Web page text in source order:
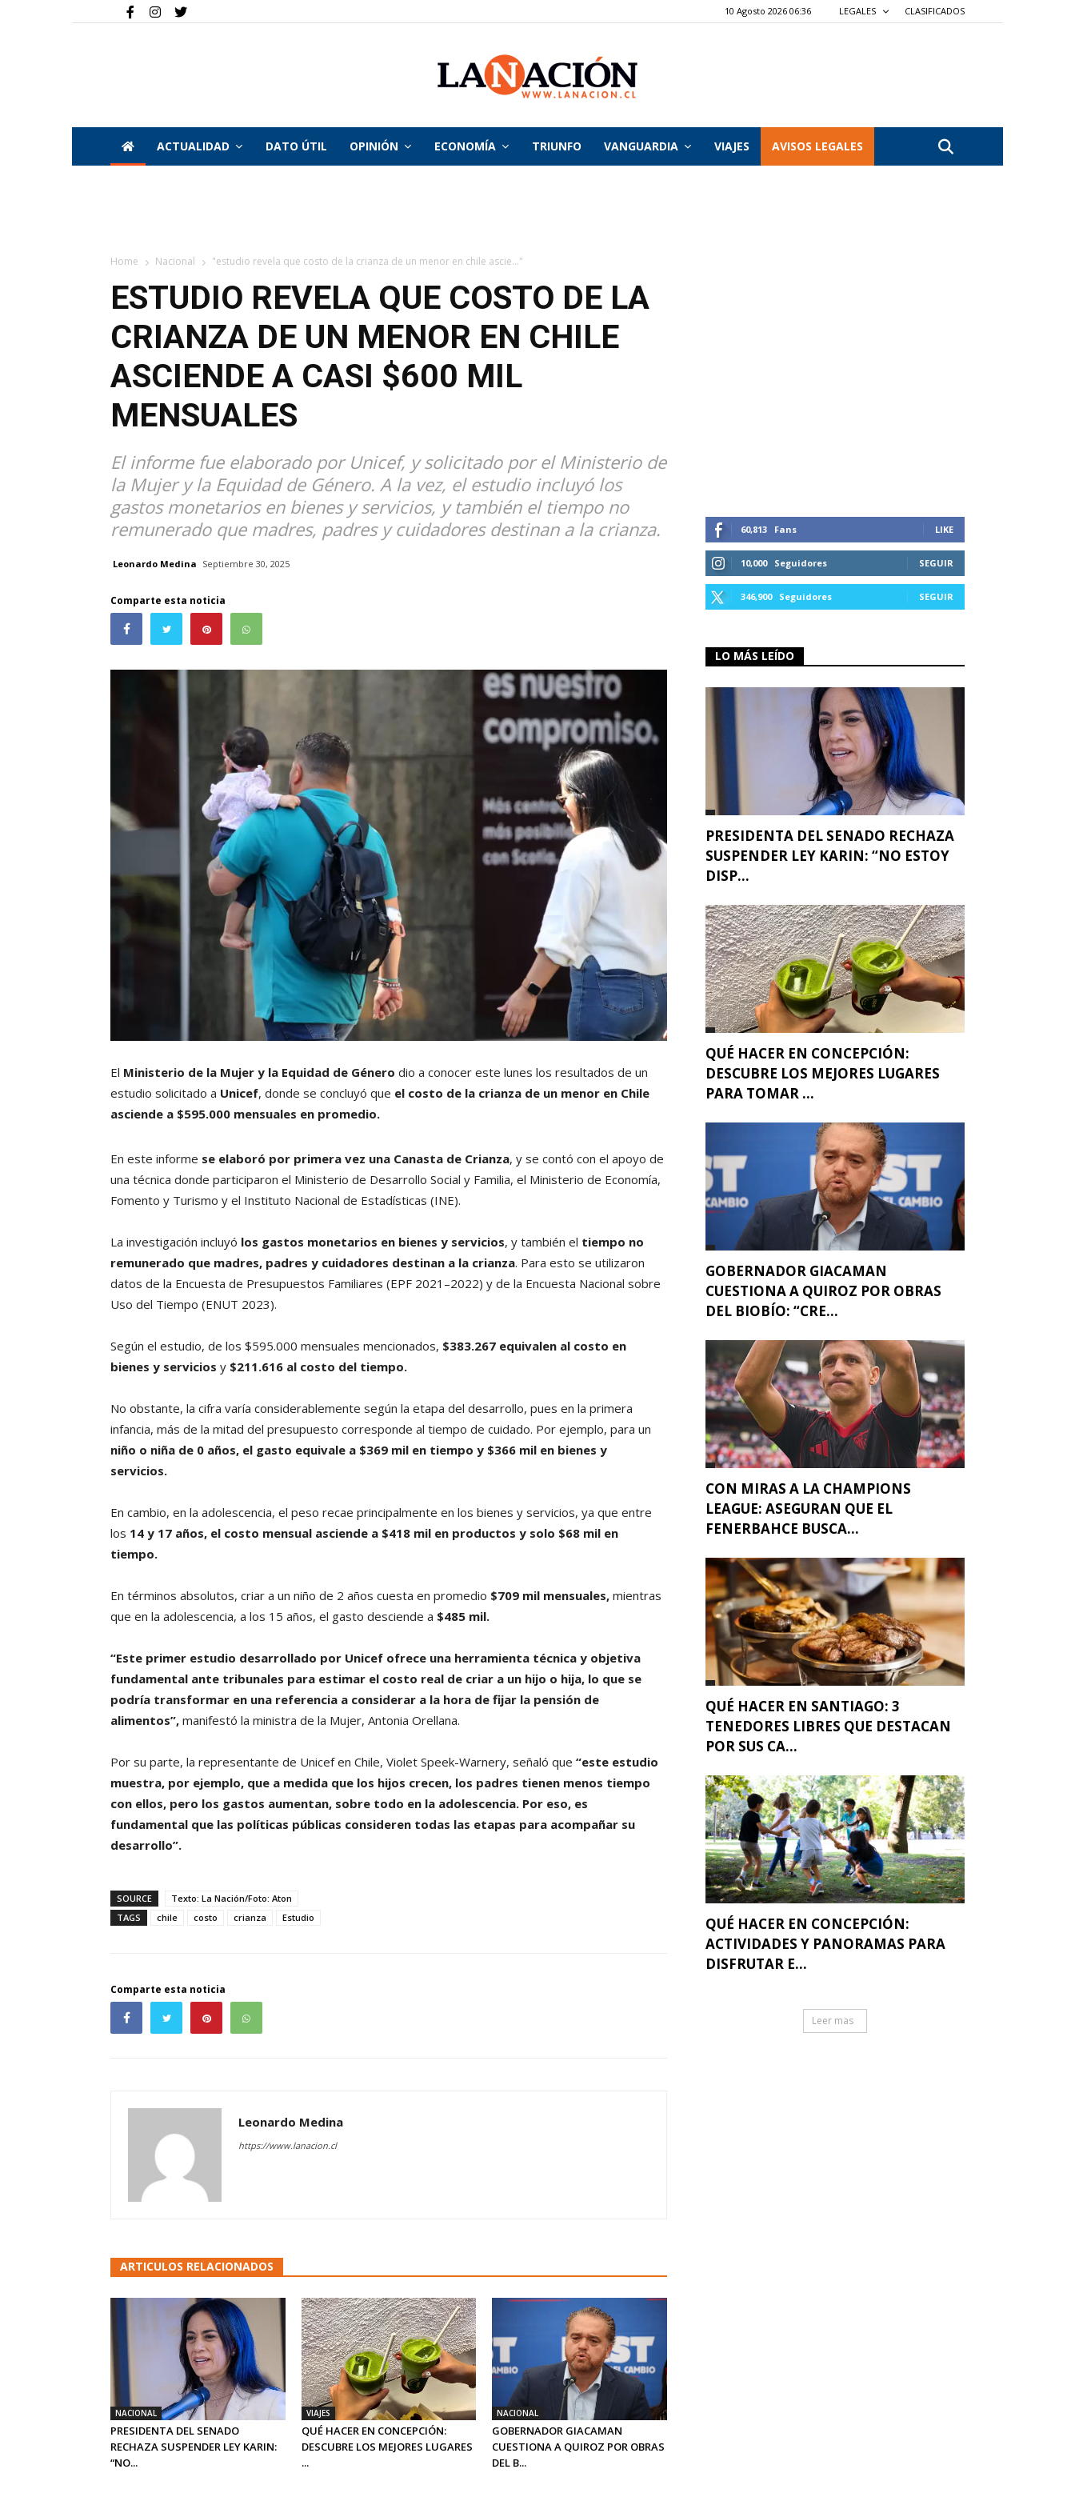
10 Agosto 2026 06:36 LEGALES CLASIFICADOS
La
ACTUALIDAD DATO ÚTIL OPINIÓN ECONOMÍA TRIUNFO VANGUARDIA VIAJES AVISOS LEGALES
Home Nacional "estudio revela que costo de la crianza de un menor en chile ascie..."
ESTUDIO REVELA QUE COSTO DE LA
CRIANZA DE UN MENOR EN CHILE
ASCIENDE A CASI $600 MIL
MENSUALES
El informe fue elaborado por Unicef, y solicitado por el Ministerio de
la Mujer y la Equidad de Género. A la vez, el estudio incluyó los
gastos monetarios en bienes y servicios, y también el tiempo no
remunerado que madres, padres y cuidadores destinan a la crianza.
Leonardo Medina Septiembre 30, 2025
Comparte esta noticia
El Ministerio de la Mujer y la Equidad de Género dio a conocer este lunes los resultados de un
estudio solicitado a Unicef, donde se concluyó que el costo de la crianza de un menor en Chile
asciende a $595.000 mensuales en promedio.
En este informe se elaboró por primera vez una Canasta de Crianza, y se contó con el apoyo de
una técnica donde participaron el Ministerio de Desarrollo Social y Familia, el Ministerio de Economía,
Fomento y Turismo y el Instituto Nacional de Estadísticas (INE).
La investigación incluyó los gastos monetarios en bienes y servicios, y también el tiempo no
remunerado que madres, padres y cuidadores destinan a la crianza. Para esto se utilizaron
datos de la Encuesta de Presupuestos Familiares (EPF 2021–2022) y de la Encuesta Nacional sobre
Uso del Tiempo (ENUT 2023).
Según el estudio, de los $595.000 mensuales mencionados, $383.267 equivalen al costo en
bienes y servicios y $211.616 al costo del tiempo.
No obstante, la cifra varía considerablemente según la etapa del desarrollo, pues en la primera
infancia, más de la mitad del presupuesto corresponde al tiempo de cuidado. Por ejemplo, para un
niño o niña de 0 años, el gasto equivale a $369 mil en tiempo y $366 mil en bienes y
servicios.
En cambio, en la adolescencia, el peso recae principalmente en los bienes y servicios, ya que entre
los 14 y 17 años, el costo mensual asciende a $418 mil en productos y solo $68 mil en
tiempo.
En términos absolutos, criar a un niño de 2 años cuesta en promedio $709 mil mensuales, mientras
que en la adolescencia, a los 15 años, el gasto desciende a $485 mil.
“Este primer estudio desarrollado por Unicef ofrece una herramienta técnica y objetiva
fundamental ante tribunales para estimar el costo real de criar a un hijo o hija, lo que se
podría transformar en una referencia a considerar a la hora de fijar la pensión de
alimentos”, manifestó la ministra de la Mujer, Antonia Orellana.
Por su parte, la representante de Unicef en Chile, Violet Speek-Warnery, señaló que “este estudio
muestra, por ejemplo, que a medida que los hijos crecen, los padres tienen menos tiempo
con ellos, pero los gastos aumentan, sobre todo en la adolescencia. Por eso, es
fundamental que las políticas públicas consideren todas las etapas para acompañar su
desarrollo”.
SOURCE
Texto: La Nación/Foto: Aton
TAGS
chile costo crianza Estudio
Comparte esta noticia
Leonardo Medina
https://www.lanacion.cl
ARTICULOS RELACIONADOS
NACIONAL
PRESIDENTA DEL SENADO
RECHAZA SUSPENDER LEY KARIN:
“NO...
VIAJES
QUÉ HACER EN CONCEPCIÓN:
DESCUBRE LOS MEJORES LUGARES
...
NACIONAL
GOBERNADOR GIACAMAN
CUESTIONA A QUIROZ POR OBRAS
DEL B...
60,813 Fans LIKE
10,000 Seguidores SEGUIR
346,900 Seguidores SEGUIR
LO MÁS LEÍDO
PRESIDENTA DEL SENADO RECHAZA
SUSPENDER LEY KARIN: “NO ESTOY
DISP...
QUÉ HACER EN CONCEPCIÓN:
DESCUBRE LOS MEJORES LUGARES
PARA TOMAR ...
GOBERNADOR GIACAMAN
CUESTIONA A QUIROZ POR OBRAS
DEL BIOBÍO: “CRE...
CON MIRAS A LA CHAMPIONS
LEAGUE: ASEGURAN QUE EL
FENERBAHCE BUSCA...
QUÉ HACER EN SANTIAGO: 3
TENEDORES LIBRES QUE DESTACAN
POR SUS CA...
QUÉ HACER EN CONCEPCIÓN:
ACTIVIDADES Y PANORAMAS PARA
DISFRUTAR E...
Leer mas